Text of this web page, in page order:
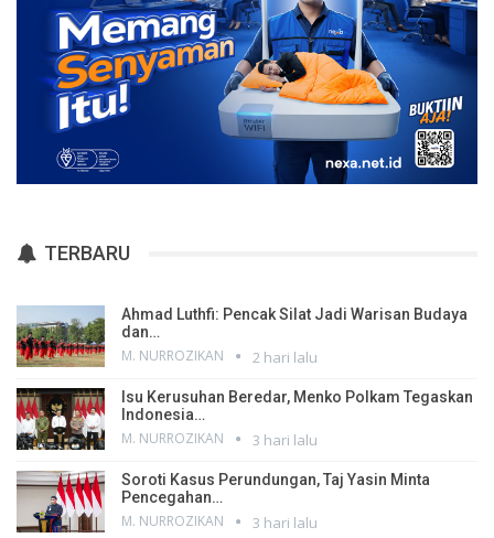
TERBARU
Ahmad Luthfi: Pencak Silat Jadi Warisan Budaya
dan…
M. NURROZIKAN 2 hari lalu
Isu Kerusuhan Beredar, Menko Polkam Tegaskan
Indonesia…
M. NURROZIKAN 3 hari lalu
Soroti Kasus Perundungan, Taj Yasin Minta
Pencegahan…
M. NURROZIKAN 3 hari lalu